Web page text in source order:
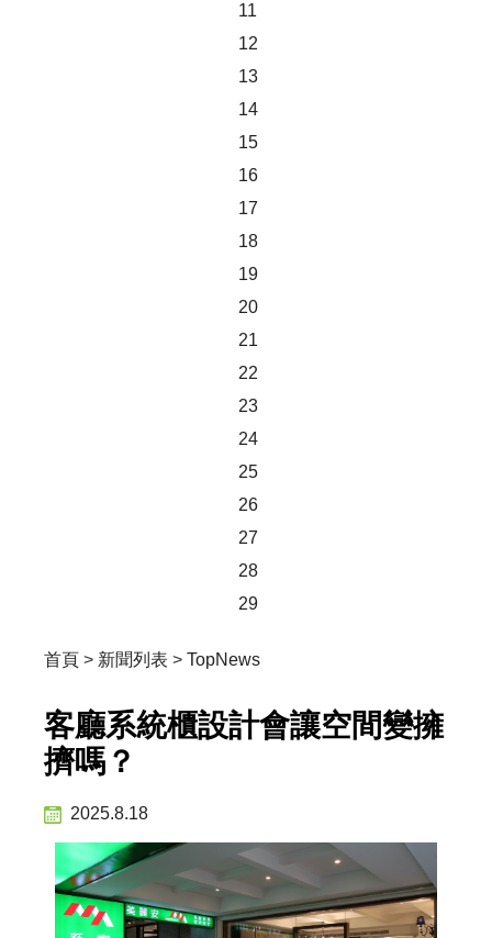
11
12
13
14
15
16
17
18
19
20
21
22
23
24
25
26
27
28
29
首頁 > 新聞列表 > TopNews
客廳系統櫃設計會讓空間變擁
擠嗎？
2025.8.18